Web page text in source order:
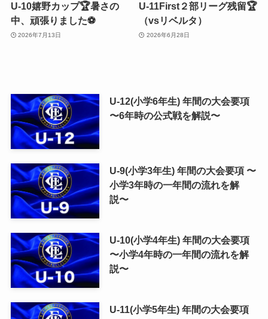
U-10嬉野カップ🏆暑さの
中、頑張りました⚽️
2026年7月13日
U-11First２部リーグ残留🏆
（vsリベルタ）
2026年6月28日
U-12(小学6年生) 年間の大会要項
〜6年時の公式戦を解説〜
U-9(小学3年生) 年間の大会要項 〜
小学3年時の一年間の流れを解
説〜
U-10(小学4年生) 年間の大会要項
〜小学4年時の一年間の流れを解
説〜
U-11(小学5年生) 年間の大会要項